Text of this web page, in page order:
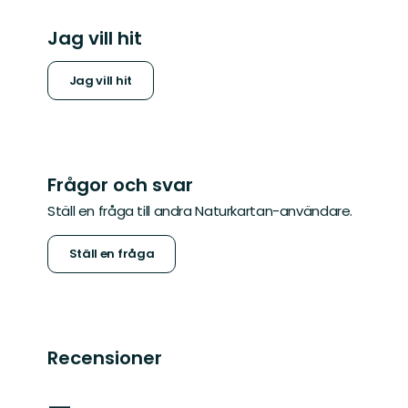
Jag vill hit
Jag vill hit
Frågor och svar
Ställ en fråga till andra Naturkartan-användare.
Ställ en fråga
Recensioner